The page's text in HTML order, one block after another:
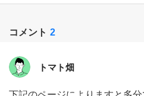
コメント 2
トマト畑